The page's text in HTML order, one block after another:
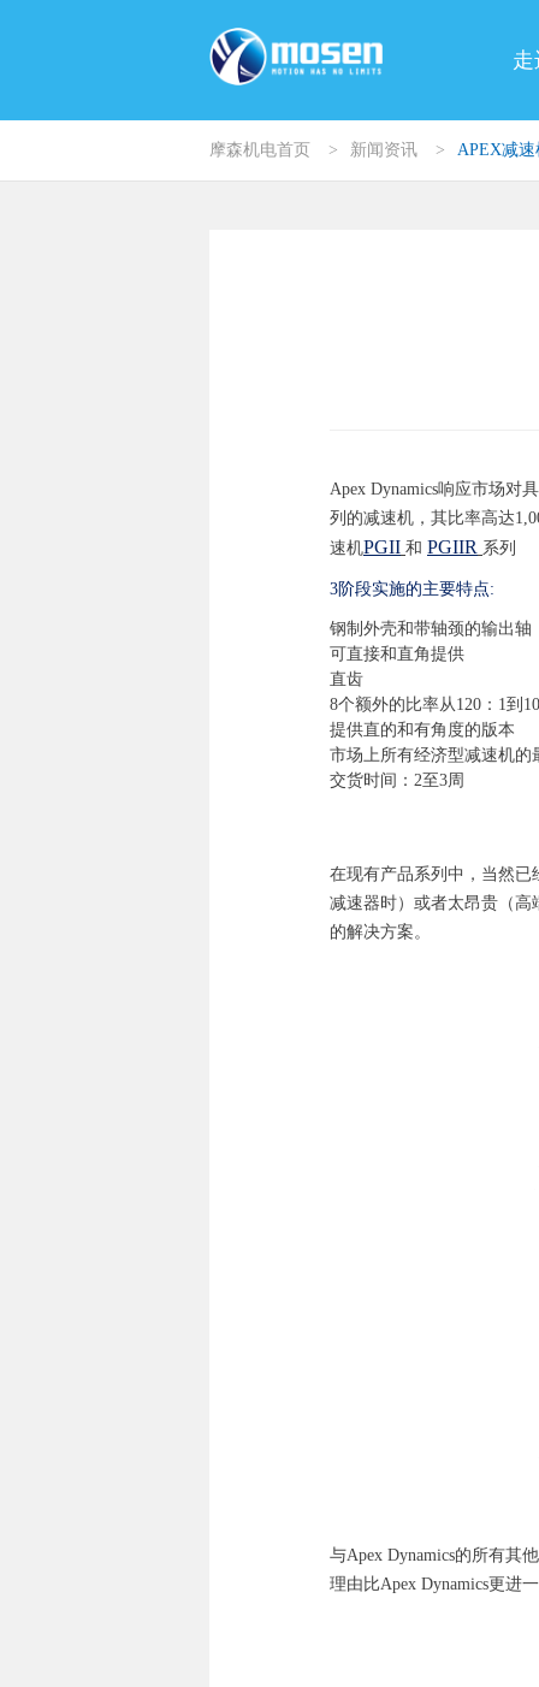
摩森机电首页 > 新闻资讯 > APEX减
Apex Dynamics响应市场对
列的减速机，其比率高达
速机PGII 和 PGIIR 系列
3阶段实施的主要特点:
钢制外壳和带轴颈的输出轴
可直接和直角提供
直齿
8个额外的比率从120：1到
提供直的和有角度的版本
市场上所有经济型减速机的
交货时间：2至3周
在现有产品系列中，当然
减速器时）或者太昂贵（
的解决方案。
与Apex Dynamics的所有其
理由比Apex Dynamics更进